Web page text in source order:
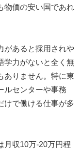
物価の安い国であれ
があると採用されや
学力がないと全く無
ありません。特に東
ルセンターや事務
けで働ける仕事が多
月収10万-20万円程